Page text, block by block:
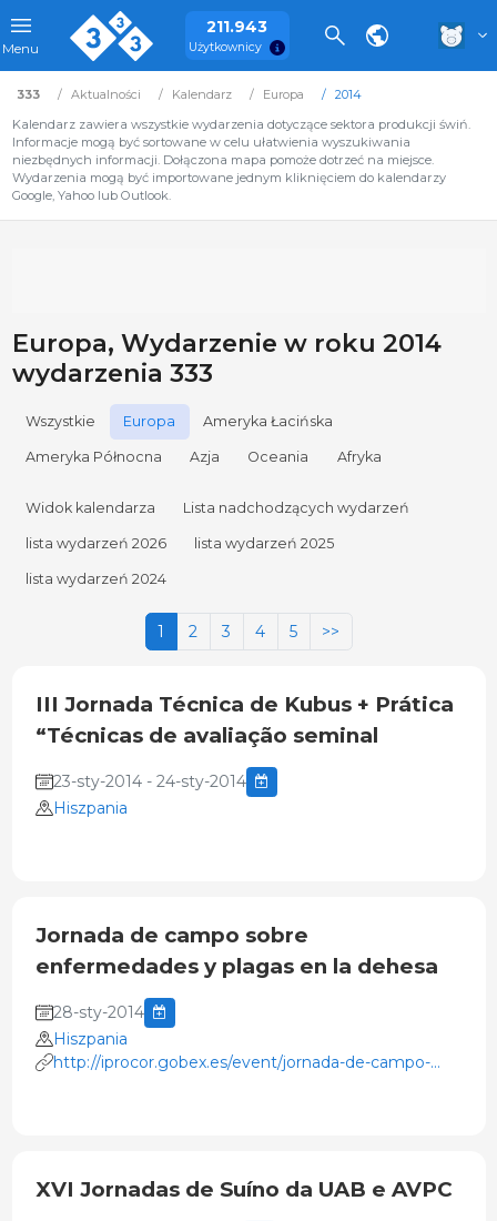
Menu
211.943
Użytkownicy
333 Aktualności Kalendarz Europa
2014
Kalendarz zawiera wszystkie wydarzenia dotyczące sektora produkcji świń.
Informacje mogą być sortowane w celu ułatwienia wyszukiwania
niezbędnych informacji. Dołączona mapa pomoże dotrzeć na miejsce.
Wydarzenia mogą być importowane jednym kliknięciem do kalendarzy
Google, Yahoo lub Outlook.
Europa, Wydarzenie w roku 2014
wydarzenia 333
Wszystkie Europa Ameryka Łacińska
Ameryka Północna Azja Oceania Afryka
Widok kalendarza Lista nadchodzących wydarzeń
lista wydarzeń 2026 lista wydarzeń 2025
lista wydarzeń 2024
1 2 3 4 5 >>
III Jornada Técnica de Kubus + Prática
“Técnicas de avaliação seminal
23-sty-2014 - 24-sty-2014
Hiszpania
Jornada de campo sobre
enfermedades y plagas en la dehesa
28-sty-2014
Hiszpania
http://iprocor.gobex.es/event/jornada-de-campo-
XVI Jornadas de Suíno da UAB e AVPC